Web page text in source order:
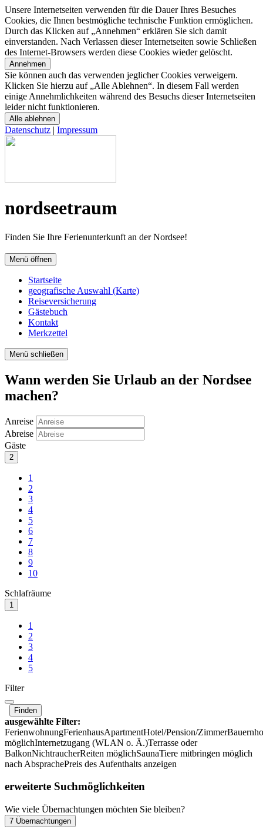
Unsere Internetseiten verwenden für die Dauer Ihres Besuches
Cookies, die Ihnen bestmögliche technische Funktion ermöglichen.
Durch das Klicken auf „Annehmen“ erklären Sie sich damit
einverstanden. Nach Verlassen dieser Internetseiten sowie Schließen
des Internet-Browsers werden diese Cookies wieder gelöscht.
Annehmen
Sie können auch das verwenden jeglicher Cookies verweigern.
Klicken Sie hierzu auf „Alle Ablehnen“. In diesem Fall werden
einige Annehmlichkeiten während des Besuchs dieser Internetseiten
leider nicht funktionieren.
Alle ablehnen
Datenschutz | Impressum
nordseetraum
Finden Sie Ihre Ferienunterkunft an der Nordsee!
Menü öffnen
Startseite
geografische Auswahl (Karte)
Reiseversicherung
Gästebuch
Kontakt
Merkzettel
Menü schließen
Wann werden Sie Urlaub an der Nordsee
machen?
Anreise
Abreise
Gäste
2
1
2
3
4
5
6
7
8
9
10
Schlafräume
1
1
2
3
4
5
Filter
Finden
ausgewählte Filter:
FerienwohnungFerienhausApartmentHotel/Pension/Zimmer
möglichInternetzugang (WLAN o. Ä.)Terrasse oder
BalkonNichtraucherReiten möglichSaunaTiere mitbringen möglich
nach AbsprachePreis des Aufenthalts anzeigen
erweiterte Suchmöglichkeiten
Wie viele Übernachtungen möchten Sie bleiben?
7 Übernachtungen